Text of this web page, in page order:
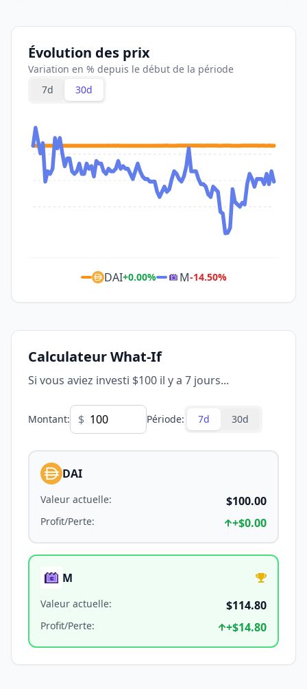
Évolution des prix
Variation en % depuis le début de la période
7d
30d
DAI+0.00% M-14.50%
Calculateur What-If
Si vous aviez investi $100 il y a 7 jours...
Montant: $ Période: 7d 30d
DAI
Valeur actuelle: $100.00
Profit/Perte: +$0.00
M
Valeur actuelle: $114.80
Profit/Perte: +$14.80